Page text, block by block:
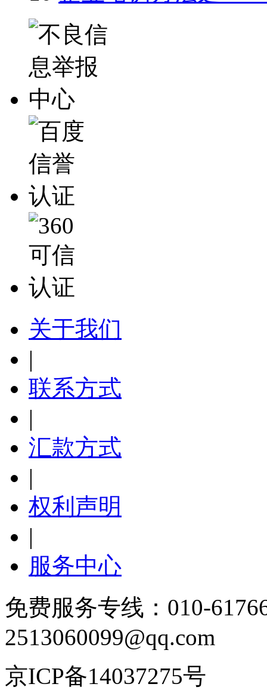
关于我们
|
联系方式
|
汇款方式
|
权利声明
|
服务中心
免费服务专线：010-
2513060099@qq.com
京ICP备14037275号